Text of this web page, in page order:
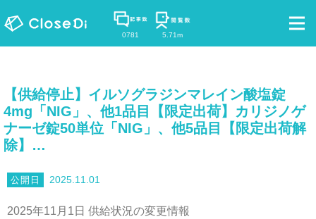
0781 5.71m
【供給停止】イルソグラジンマレイン酸塩錠
4mg「NIG」、他1品目【限定出荷】カリジノゲ
ナーゼ錠50単位「NIG」、他5品目【限定出荷解
除】…
2025.11.01
2025年11月1日 供給状況の変更情報